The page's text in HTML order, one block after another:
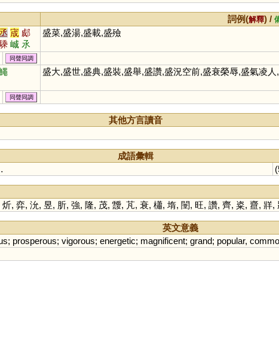
詞例(解釋) /
宬 郕
峸 氶
盛菜,盛湯,盛載,盛殮
同聲同調
盛大,盛世,盛典,盛裝,盛舉,盛讚,盛況空前,盛衰榮辱,盛氣凌
同聲同調
其他方言讀音
成語彙輯
炘, 弈, 沇, 昱, 肵, 強, 隆, 茂,靉, 芃, 衰, 櫹, 堶, 闛, 旺, 讚, 齊, 粢, 齍, 牂,
英文意義
; prosperous; vigorous; energetic; magnificent; grand; popular,